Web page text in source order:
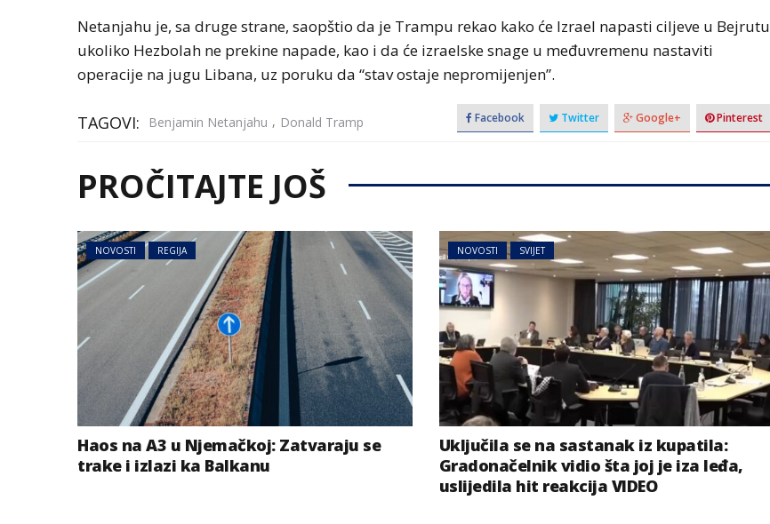
Netanjahu je, sa druge strane, saopštio da je Trampu rekao kako će Izrael napasti ciljeve u Bejrutu
ukoliko Hezbolah ne prekine napade, kao i da će izraelske snage u međuvremenu nastaviti
operacije na jugu Libana, uz poruku da “stav ostaje nepromijenjen”.
TAGOVI: Benjamin Netanjahu , Donald Tramp Facebook Twitter Google+ Pinterest
PROČITAJTE JOŠ
NOVOSTI REGIJA
Haos na A3 u Njemačkoj: Zatvaraju se
trake i izlazi ka Balkanu
NOVOSTI SVIJET
Uključila se na sastanak iz kupatila:
Gradonačelnik vidio šta joj je iza leđa,
uslijedila hit reakcija VIDEO